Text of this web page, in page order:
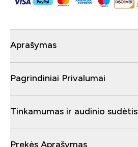
Aprašymas
Pagrindiniai Privalumai
Tinkamumas ir audinio sudėtis
Prekės Aprašymas